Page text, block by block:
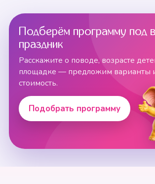
Подберём программу под
праздник
Расскажите о поводе, возрасте
площадке — предложим варианты
стоимость.
Подобрать программу